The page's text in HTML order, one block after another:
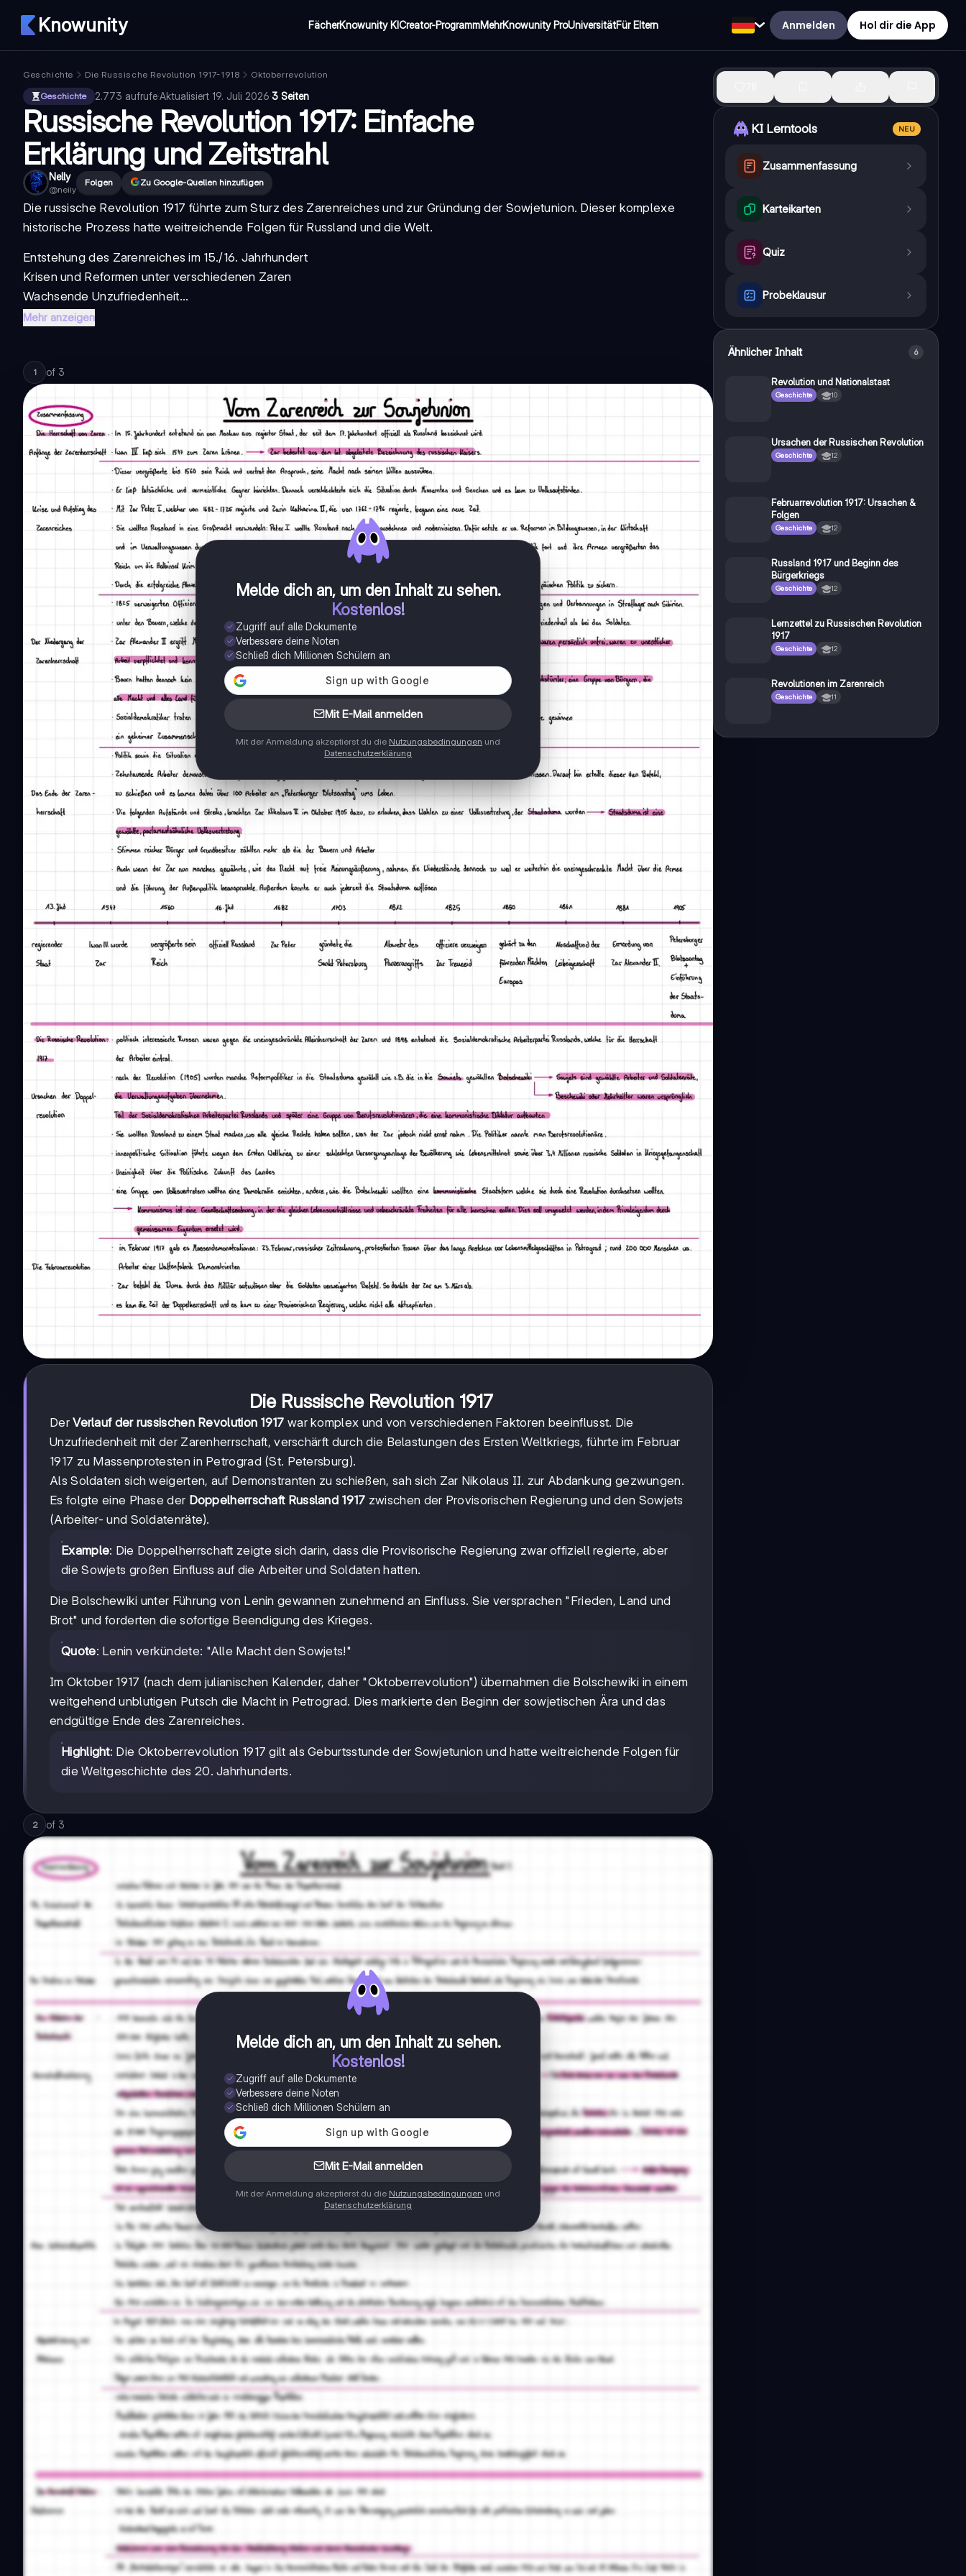
Knowunity FächerKnowunity KICreator-ProgrammMehrKnowunity ProUniversitätFür Eltern Anmelden Hol dir die App
Geschichte Die Russische Revolution 1917-1918
Oktoberrevolution
Geschichte
2.773 aufrufe·Aktualisiert 19. Juli 2026·3 Seiten
Russische Revolution 1917: Einfache
Erklärung und Zeitstrahl
Nelly
@neiiy
Folgen Zu Google-Quellen hinzufügen
Dierussische Revolution 1917 führte zum Sturz des Zarenreiches und zur Gründung der Sowjetunion. Dieser komplexe
historische Prozess hatte weitreichende Folgen für Russland und die Welt.
Entstehung des Zarenreiches im 15./16. Jahrhundert
Krisen und Reformen unter verschiedenen Zaren
Wachsende Unzufriedenheit...
Mehr anzeigen
1 of 3
Melde dich an, um den Inhalt zu sehen.
Kostenlos!
Zugriff auf alle Dokumente
Verbessere deine Noten
Schließ dich Millionen Schülern an
Mit E-Mail anmelden
Mit der Anmeldung akzeptierst du die Nutzungsbedingungen und
Datenschutzerklärung
Die Russische Revolution 1917
DerVerlauf der russischen Revolution 1917 war komplex und von verschiedenen Faktoren beeinflusst. Die
Unzufriedenheit mit der Zarenherrschaft, verschärft durch die Belastungen des Ersten Weltkriegs, führte im Februar
1917 zu Massenprotesten in Petrograd (St. Petersburg).
Als Soldaten sich weigerten, auf Demonstranten zu schießen, sah sich Zar Nikolaus II. zur Abdankung gezwungen.
Es folgte eine Phase der Doppelherrschaft Russland 1917 zwischen der Provisorischen Regierung und den Sowjets
(Arbeiter- und Soldatenräte).
Example: Die Doppelherrschaft zeigte sich darin, dass die Provisorische Regierung zwar offiziell regierte, aber
die Sowjets großen Einfluss auf die Arbeiter und Soldaten hatten.
Die Bolschewiki unter Führung von Lenin gewannen zunehmend an Einfluss. Sie versprachen "Frieden, Land und
Brot" und forderten die sofortige Beendigung des Krieges.
Quote: Lenin verkündete: "Alle Macht den Sowjets!"
Im Oktober 1917 (nach dem julianischen Kalender, daher "Oktoberrevolution") übernahmen die Bolschewiki in einem
weitgehend unblutigen Putsch die Macht in Petrograd. Dies markierte den Beginn der sowjetischen Ära und das
endgültige Ende des Zarenreiches.
Highlight: Die Oktoberrevolution 1917 gilt als Geburtsstunde der Sowjetunion und hatte weitreichende Folgen für
die Weltgeschichte des 20. Jahrhunderts.
2 of 3
Melde dich an, um den Inhalt zu sehen.
Kostenlos!
Zugriff auf alle Dokumente
Verbessere deine Noten
Schließ dich Millionen Schülern an
Mit E-Mail anmelden
Mit der Anmeldung akzeptierst du die Nutzungsbedingungen und
Datenschutzerklärung
KI Lerntools NEU
Zusammenfassung
Karteikarten
Quiz
Probeklausur
Ähnlicher Inhalt 6
Revolution und Nationalstaat
Geschichte 10
Ursachen der Russischen Revolution
Geschichte 12
Februarrevolution 1917: Ursachen &
Folgen
Geschichte 12
Russland 1917 und Beginn des
Bürgerkriegs
Geschichte 12
Lernzettel zu Russischen Revolution
1917
Geschichte 12
Revolutionen im Zarenreich
Geschichte 11